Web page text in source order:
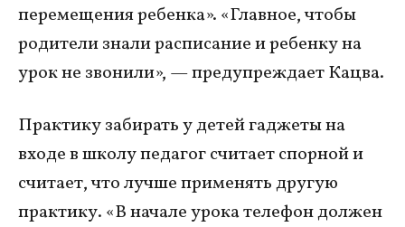
перемещения ребенка». «Главное, чтобы
родители знали расписание и ребенку на
урок не звонили», — предупреждает Кацва.
Практику забирать у детей гаджеты на
входе в школу педагог считает спорной и
считает, что лучше применять другую
практику. «В начале урока телефон должен